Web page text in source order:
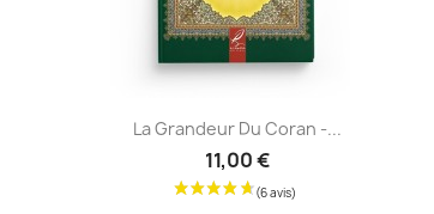
Aperçu rapide
La Grandeur Du Coran -...
11,00 €